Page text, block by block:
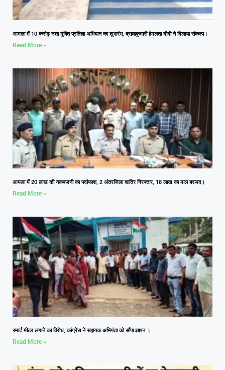
आमला में 10 करोड़ नशा मुक्ति प्रतिज्ञा अभियान का शुभारंभ, ब्रह्माकुमारी हेमलता दीदी ने दिलाया संकल्प।
Read More »
आमला में 20 लाख की नकबजनी का पर्दाफाश, 2 अंतरजिला शातिर गिरफ्तार, 18 लाख का माल बरामद।
Read More »
स्मार्ट मीटर लगाने का विरोध, कांग्रेस ने सहायक अभियंता को सौंपा ज्ञापन ।
Read More »